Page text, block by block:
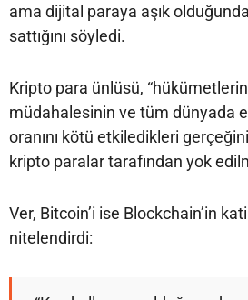
ama dijital paraya aşık
sattığını söyledi.
Kripto para ünlüsü,
müdahalesinin ve tüm dünyada
oranını kötü etkiledikleri
kripto paralar tarafından yok
Ver, Bitcoin’i ise Blockchain’in
nitelendirdi: